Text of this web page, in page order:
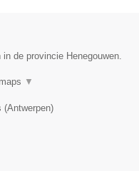
de provincie Henegouwen.
▼
(Antwerpen)